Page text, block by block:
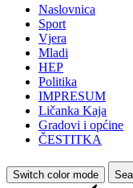
Naslovnica
Sport
Vjera
Mladi
HEP
Politika
IMPRESUM
Ličanka Kaja
Gradovi i općine
ČESTITKA
Switch color mode